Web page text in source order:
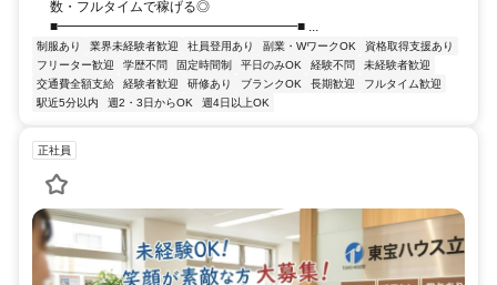
数・フルタイムで稼げる◎
■━━━━━━━━━━━━━━━━━━■ ...
制服あり 業界未経験者歓迎 社員登用あり 副業・WワークOK
資格取得支援あり
フリーター歓迎
学歴不問 固定時間制 平日のみOK 経験不問
未経験者歓迎
交通費全額支給
経験者歓迎 研修あり ブランクOK 長期歓迎
フルタイム歓迎
駅近5分以内
週2・3日からOK 週4日以上OK
正社員